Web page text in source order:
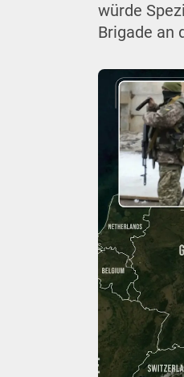
würde
Brigade an